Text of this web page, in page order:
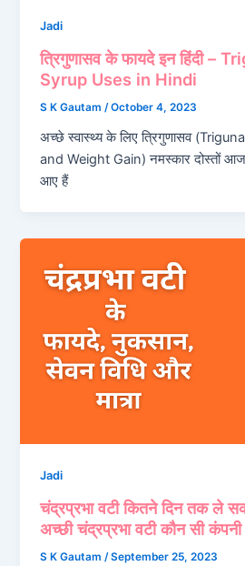
Jadi
त्रिगुणासव के फायदे इन हिंदी –
Syrup Uses in Hindi
S K Gautam/October 4, 2023
अच्छे स्वास्थ्य के लिए त्रिगुणासव
and Weight Gain) नमस्कार दोस्तों
आए हैं
Jadi
चंद्रप्रभा वटी कितने दिन तक ले
अच्छी चंद्रप्रभा वटी कौन सी
S K Gautam /September 25, 2023